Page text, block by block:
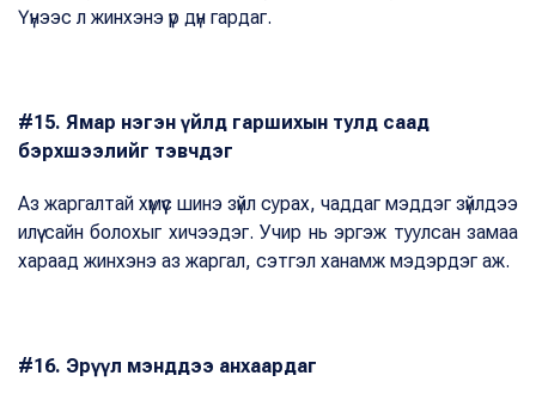
Үүнээс л жинхэнэ үр дүн гардаг.
#15. Ямар нэгэн үйлд гаршихын тулд саад
бэрхшээлийг тэвчдэг
Аз жаргалтай хүмүүс шинэ зүйл сурах, чаддаг мэддэг зүйлдээ
илүү сайн болохыг хичээдэг. Учир нь эргэж туулсан замаа
хараад жинхэнэ аз жаргал, сэтгэл ханамж мэдэрдэг аж.
#16. Эрүүл мэнддээ анхаардаг